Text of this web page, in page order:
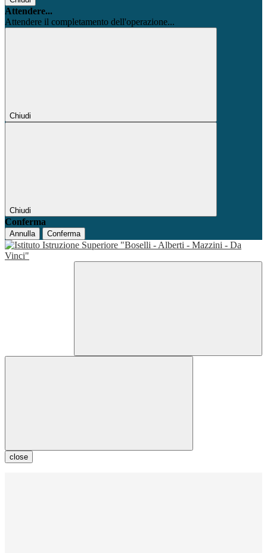
Attendere...
Attendere il completamento dell'operazione...
Chiudi
Chiudi
Conferma
Annulla Conferma
close